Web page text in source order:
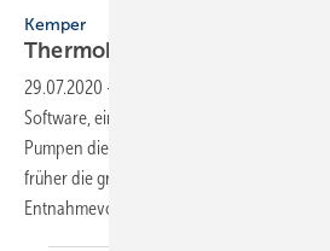
Kemper
Thermoboxen mit mehr
29.07.2020 -
Software, einer Messbereichserweiterung
Pumpen die Leistung seiner KTS
früher die größte Frischwasserstation (B60/
Entnahmevolumenstrom von 63 l/min, sind